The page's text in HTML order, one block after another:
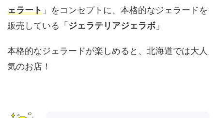
ェラート 」をコンセプトに、本格的なジェラードを
販売している「ジェラテリアジェラボ 」
本格的なジェラードが楽しめると、北海道では大人
気のお店！